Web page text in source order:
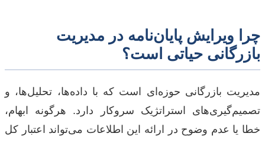
چرا ویرایش پایان‌نامه در مدیریت
بازرگانی حیاتی است؟
مدیریت بازرگانی حوزه‌ای است که با داده‌ها، تحلیل‌ها، و
تصمیم‌گیری‌های استراتژیک سروکار دارد. هرگونه ابهام،
خطا یا عدم وضوح در ارائه این اطلاعات می‌تواند اعتبار کل